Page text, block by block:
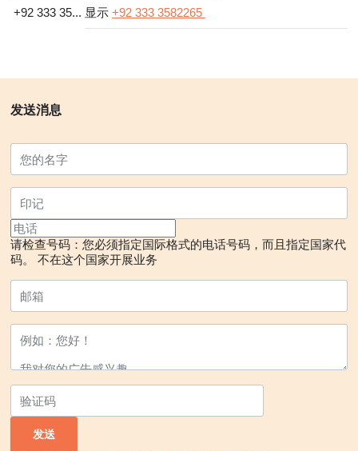
+92 333 35... 显示 +92 333 3582265
发送消息
请检查号码：您必须指定国际格式的电话号码，而且指定国家代
码。
不在这个国家开展业务